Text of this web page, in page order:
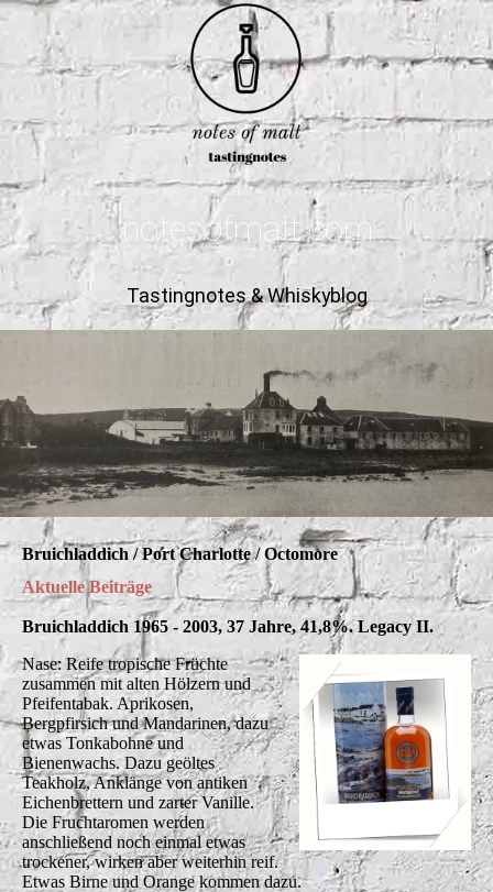
notesofmalt.com
Tastingnotes & Whiskyblog
Bruichladdich / Port Charlotte / Octomore
Aktuelle Beiträge
Bruichladdich 1965 - 2003, 37 Jahre, 41,8%. Legacy II.
Nase: Reife tropische Früchte
zusammen mit alten Hölzern und
Pfeifentabak. Aprikosen,
Bergpfirsich und Mandarinen, dazu
etwas Tonkabohne und
Bienenwachs. Dazu geöltes
Teakholz, Anklänge von antiken
Eichenbrettern und zarter Vanille.
Die Fruchtaromen werden
anschließend noch einmal etwas
trockener, wirken aber weiterhin reif.
Etwas Birne und Orange kommen dazu.